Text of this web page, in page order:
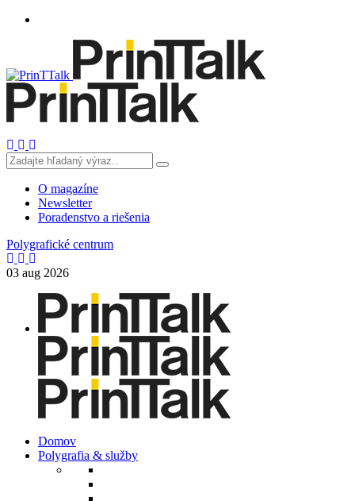
O magazíne
Newsletter
Poradenstvo a riešenia
Polygrafické centrum
03 aug 2026
Domov
Polygrafia & služby